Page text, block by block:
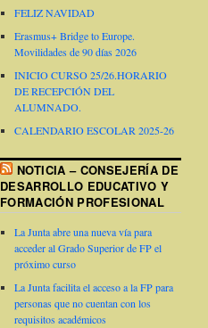
FELIZ NAVIDAD
Erasmus+ Bridge to Europe.
Movilidades de 90 días 2026
INICIO CURSO 25/26.HORARIO
DE RECEPCIÓN DEL
ALUMNADO.
CALENDARIO ESCOLAR 2025-26
NOTICIA – CONSEJERÍA DE
DESARROLLO EDUCATIVO Y
FORMACIÓN PROFESIONAL
La Junta abre una nueva vía para
acceder al Grado Superior de FP el
próximo curso
La Junta facilita el acceso a la FP para
personas que no cuentan con los
requisitos académicos